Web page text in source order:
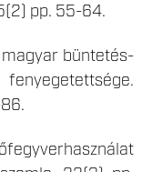
pp. 55-64.
büntetés-